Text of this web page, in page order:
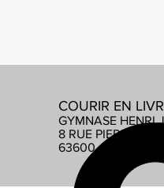
COURIR EN
GYMNASE HENRI
8 RUE PIERRE DE
63600 AMBERT